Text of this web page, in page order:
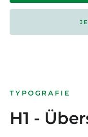
TYPOGRAFIE
H1 -